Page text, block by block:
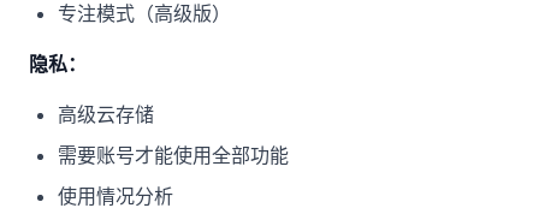
专注模式（高级版）
隐私：
高级云存储
需要账号才能使用全部功能
使用情况分析